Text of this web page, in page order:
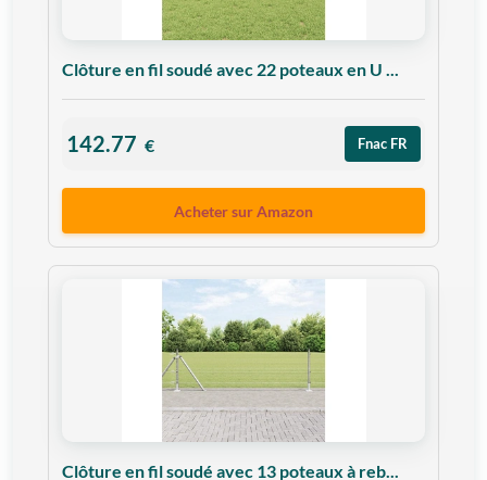
Clôture en fil soudé avec 22 poteaux en U ...
142.77 € Fnac FR
Acheter sur Amazon
Clôture en fil soudé avec 13 poteaux à reb...